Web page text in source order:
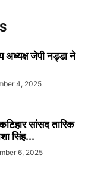
अध्यक्ष जेपी नड्डा ने
4, 2025
सांसद तारिक
सिंह...
6, 2025